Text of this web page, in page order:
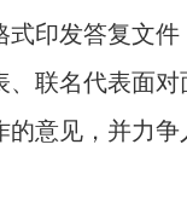
印发答复文
联名代表面
意见，并力